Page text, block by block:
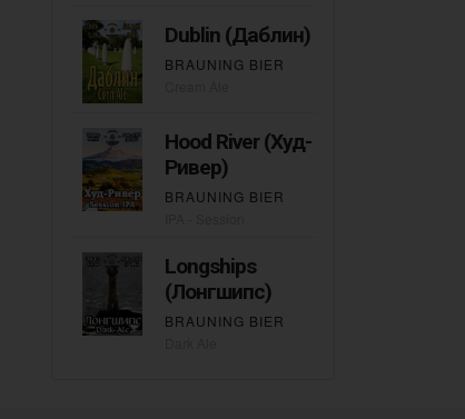
Dublin (Даблин)
BRAUNING BIER
Hood River (Худ-
Ривер)
BRAUNING BIER
Longships
(Лонгшипс)
BRAUNING BIER